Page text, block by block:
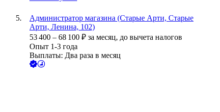
Администратор магазина (Старые Арти, Старые
Арти, Ленина, 102)
53 400 – 68 100 ₽ за месяц, до вычета налогов
Опыт 1-3 года
Выплаты: Два раза в месяц